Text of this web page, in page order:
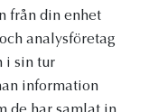
från din enhet
analysföretag
i sin tur
information
av